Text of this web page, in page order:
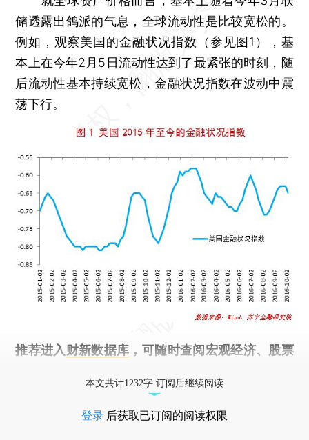
储透露出鸽派的气息，全球流动性是比较宽松的。
例如，观察美国的金融状况指数（参见图1），基
本上在今年2月5日流动性达到了最紧张的时刻，随
后流动性基本持续宽松，金融状况指数在波动中震
荡下行。
推荐进入 财新数据库 ，可随时查阅宏观经济、股票
本文共计1232字 订阅后继续阅读
登录 后获取已订阅的阅读权限